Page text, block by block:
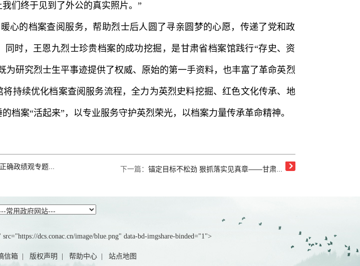
们终于见到了外公的真实照片。”
心的档案查阅服务，帮助烈士后人圆了寻亲圆梦的心愿，传递了党和政
同时，王恩九烈士珍贵档案的成功挖掘，是甘肃省档案馆践行“存史、资
为研究烈士生平事迹提供了权威、原始的第一手资料，也丰富了革命英烈
持续优化档案查阅服务流程，全力为英烈史料挖掘、红色文化传承、地
档案“活起来”，以专业服务守护英烈荣光，以档案力量传承革命精神。
确政绩观专题... 下一篇： 锚定目标不松劲 狠抓落实见真章——甘肃...
dcs.conac.cn/image/blue.png" data-bd-imgshare-binded="1">
信箱| 版权声明 帮助中心| 站点地图